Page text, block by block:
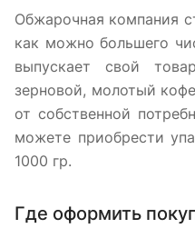
Обжарочная компания
как можно большего
выпускает свой
зерновой, молотый
от собственной
можете приобрести
1000 гр.
Где оформить